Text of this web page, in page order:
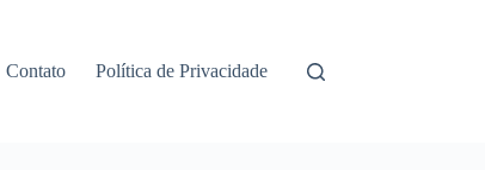
Contato Política de Privacidade